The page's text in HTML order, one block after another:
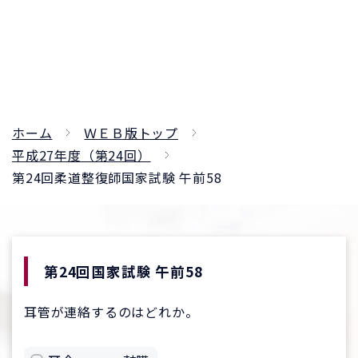
ホーム
ＷＥＢ版トップ
平成27年度（第24回）
第24回柔道整復師国家試験 午前58
第24回国家試験 午前58
耳管が連絡するのはどれか。